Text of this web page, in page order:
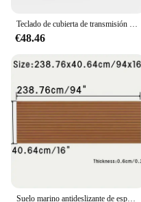
Teclado de cubierta de transmisión Visual, botón Lcd, 15 teclas, controlador de creación de contenido en vivo, botón personalizado para Windows/macos/android/ios, regalo
€48.46
Suelo marino antideslizante de espuma EVA de 3 tamaños, cubierta de teca falsa, accesorios para barcos, alfombrilla para barcos